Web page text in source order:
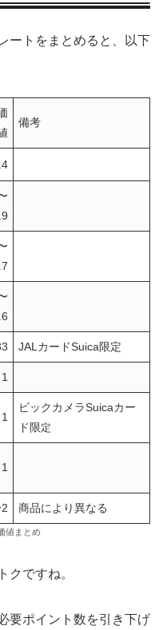
ートをまとめると、以下
備考
JALカードSuica限定
1
1
ビックカメラSuicaカー
ド限定
1
商品により異なる
値まとめ
クですね。
要ポイント数を引き下げ